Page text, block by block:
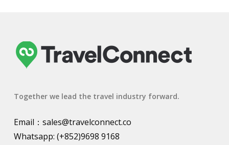
Together we lead the travel industry forward.
Email： sales@travelconnect.co
Whatsapp: (+852)9698 9168